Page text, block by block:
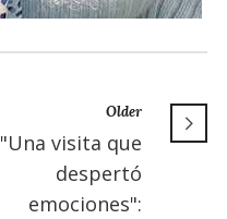
Older
"Una visita que
despertó
emociones":